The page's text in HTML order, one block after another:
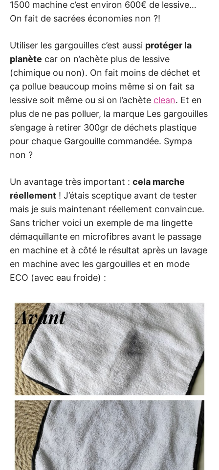
1500 machine c’est environ 600€ de lessive…
On fait de sacrées économies non ?!
Utiliser les gargouilles c’est aussi protéger la
planète car on n’achète plus de lessive
(chimique ou non). On fait moins de déchet et
ça pollue beaucoup moins même si on fait sa
lessive soit même ou si on l’achète clean. Et en
plus de ne pas polluer, la marque Les gargouilles
s’engage à retirer 300gr de déchets plastique
pour chaque Gargouille commandée. Sympa
non ?
Un avantage très important : cela marche
réellement ! J’étais sceptique avant de tester
mais je suis maintenant réellement convaincue.
Sans tricher voici un exemple de ma lingette
démaquillante en microfibres avant le passage
en machine et à côté le résultat après un lavage
en machine avec les gargouilles et en mode
ECO (avec eau froide) :